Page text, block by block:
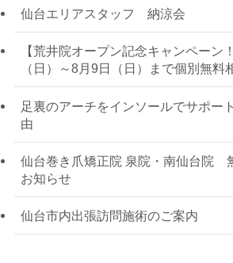
仙台エリアスタッフ 納涼会
【荒井院オープン記念キャンペーン
（日）～8月9日（日）まで個別無料
足裏のアーチをインソールでサポー
由
仙台巻き爪矯正院 泉院・南仙台院
お知らせ
仙台市内出張訪問施術のご案内